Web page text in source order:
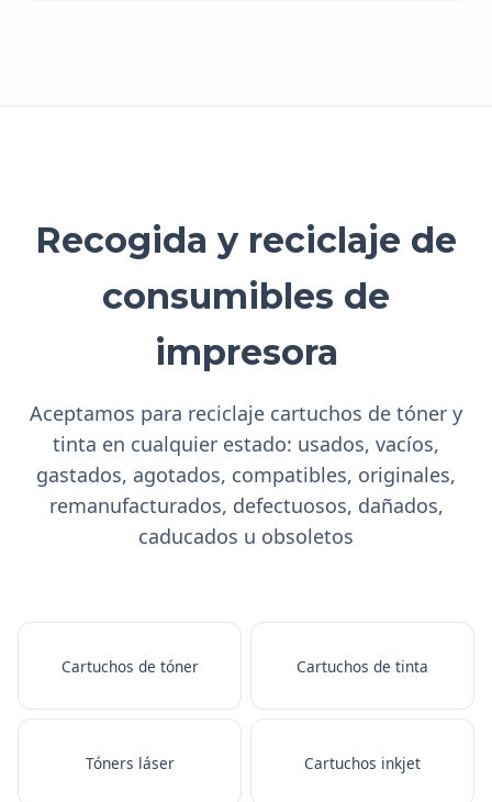
Recogida y reciclaje de
consumibles de
impresora
Aceptamos para reciclaje cartuchos de tóner y
tinta en cualquier estado: usados, vacíos,
gastados, agotados, compatibles, originales,
remanufacturados, defectuosos, dañados,
caducados u obsoletos
Cartuchos de tóner Cartuchos de tinta
Tóners láser Cartuchos inkjet